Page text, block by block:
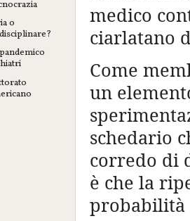
medico
ciarlatano
Come
un
schedario
corredo di
è che la
probabilità
o